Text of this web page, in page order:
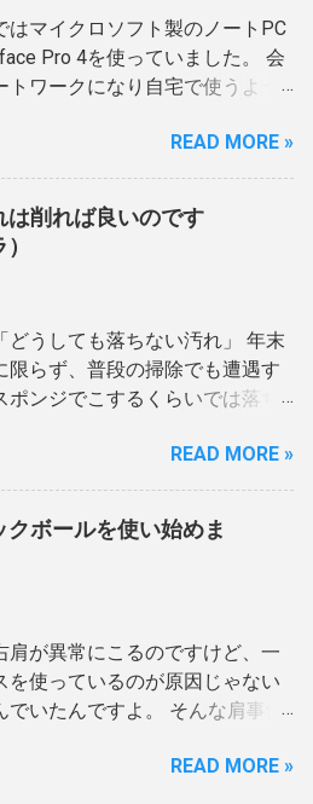
ず「厚み」について。 ちなみに
カードの厚さは、国際規格で
まっているそうです。 そのう
Card は厚みが約2.4mm。クレジ
てみると、
Wake reason = wlan,
'SMC.OutboxNotEmpty
ている。 あれ？「wlan」って
のでは？と思い、関連するの設
ると、ネットワーク経由でスリ
消する便利アイテム だけど、世
で書いたような面倒に対する解
してくれる方がいるようで。 そ
で販売されているこれ。 MX
ル着脱用スティック Amazon 3D
は思ったのだけど、ものは試し
で購入。 このスティックは、
をつけて利用する場合専用のア
って、フラットで利用する場合
ないので、その点は注意。 磁石
力は弱い。取り付けたあと、指
不思議に思ったんだけど、結果
れで全然問題なかったのでし
なっているため、磁力が弱くて
に指を当てられないとそこそこ
る。 家族も使っているけど、あ
リ使わないタイプの人間だから
来る。 ちなみに指紋認証は、５
敗したら１分間無効化され、１
失敗したら５分間無効化され
た具合にどんどん無効化時間が
指紋でエラーになってもパスコ
できるけど、家人がそれを覚え
やしいワケで‥。 指紋認証がう
かった場合や、もしも（スマー
認証パッドの不具合、電池切
のは良しとしても、せっかくの
はカギは使いたくない。 でも、
みることに。 もともと指紋認証
ットの中に、解錠用のICカード
していたのだけど、やはりカー
で、サッと出すと言うわけには
はマイクロソフト製のノートPC
Pro 4を使っていました。 会
トワークになり自宅で使うよう
力だった(zoomがきつい)ことや
を使っている同僚の何台かが
膨張の被害にあって、交換され
とになりました。 Surface Proは
端末みたいな感じで、コンパク
ところから、ジージーと言う音
?とは思っていました。といって
どの音ではなかったので普通は
社のノートPCを会社から受け取
今回のPCは普通の折りたたみ式
ンパクトだけどCore-i7なので、
ていても余裕な感じ。 普通に
発生するなど不具合を連発した
種ですが交換してもらうことに
交換後、早速使用してみるとPC
ジージー」という音がしていま
ンの音かとも？思ったのです
READ MORE »
削れば良いのです
どうしても落ちない汚れ」 年末
限らず、普段の掃除でも遭遇す
ポンジでこするくらいでは落ち
みると少しは取れるような頑固
するのではなく削るのが有効だ
マイナスドライバーや金属製の
出すと、汚れと一緒に素材その
つけてしまいそうで、怖くて使
を攻撃できる都合の良い武器と
書いたけど金属製は強すぎる
チックの定規やカードみたいな
ありそうだし。 ということで、
READ MORE »
ボールを使い始めま
肩が異常にこるのですけど、一
を使っているのが原因じゃない
でいたんですよ。 そんな肩事情
ら肩こりが減った」という話に
READ MORE »